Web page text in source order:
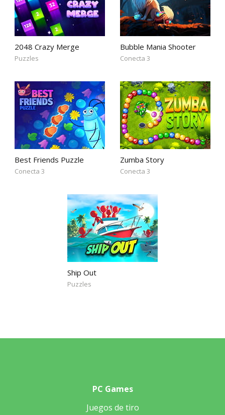
2048 Crazy Merge
Puzzles
Bubble Mania Shooter
Conecta 3
Best Friends Puzzle
Conecta 3
Zumba Story
Conecta 3
Ship Out
Puzzles
PC Games
Juegos de tiro